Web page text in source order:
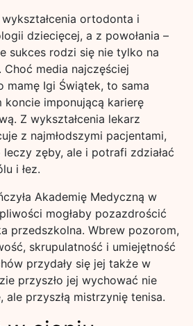
ortodonta i
dziecięcej, a z powołania –
sukces rodzi się nie tylko na
media najczęściej
mamę Igi Świątek, to sama
koncie imponującą karierę
Z wykształcenia lekarz
z najmłodszymi pacjentami,
zęby, ale i potrafi zdziałać
i łez.
Akademię Medyczną w
mogłaby pozazdrościć
przedszkolna. Wbrew pozorom,
skrupulatność i umiejętność
przydały się jej także w
przyszło jej wychować nie
ale przyszłą mistrzynię tenisa.